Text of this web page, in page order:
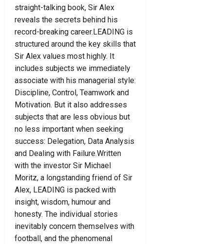
straight-talking book, Sir Alex
reveals the secrets behind his
record-breaking career.LEADING is
structured around the key skills that
Sir Alex values most highly. It
includes subjects we immediately
associate with his managerial style:
Discipline, Control, Teamwork and
Motivation. But it also addresses
subjects that are less obvious but
no less important when seeking
success: Delegation, Data Analysis
and Dealing with Failure.Written
with the investor Sir Michael
Moritz, a longstanding friend of Sir
Alex, LEADING is packed with
insight, wisdom, humour and
honesty. The individual stories
inevitably concern themselves with
football, and the phenomenal